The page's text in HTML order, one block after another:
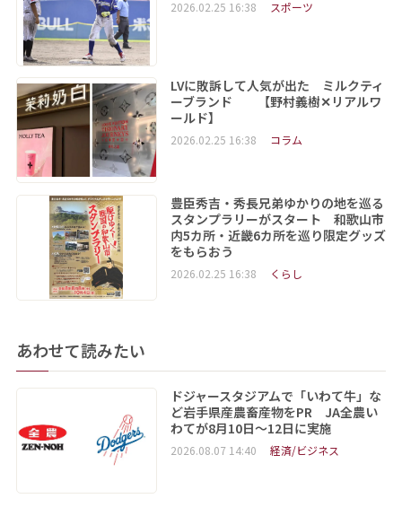
2026.02.25 16:38 スポーツ
LVに敗訴して人気が出た ミルクティ
ーブランド 【野村義樹✕リアルワ
ールド】
2026.02.25 16:38 コラム
豊臣秀吉・秀長兄弟ゆかりの地を巡る
スタンプラリーがスタート 和歌山市
内5カ所・近畿6カ所を巡り限定グッズ
をもらおう
2026.02.25 16:38 くらし
あわせて読みたい
ドジャースタジアムで「いわて牛」な
ど岩手県産農畜産物をPR JA全農い
わてが8月10日～12日に実施
2026.08.07 14:40 経済/ビジネス